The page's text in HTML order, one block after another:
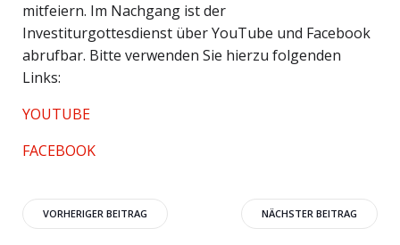
mitfeiern. Im Nachgang ist der
Investiturgottesdienst über YouTube und Facebook
abrufbar. Bitte verwenden Sie hierzu folgenden
Links:
YOUTUBE
FACEBOOK
Beitragsnavigation
VORHERIGER BEITRAG NÄCHSTER BEITRAG